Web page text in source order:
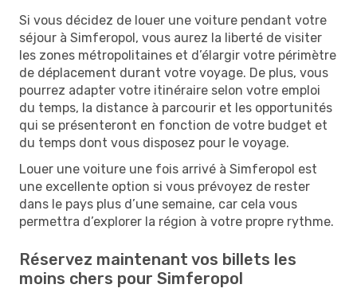
Si vous décidez de louer une voiture pendant votre
séjour à Simferopol, vous aurez la liberté de visiter
les zones métropolitaines et d’élargir votre périmètre
de déplacement durant votre voyage. De plus, vous
pourrez adapter votre itinéraire selon votre emploi
du temps, la distance à parcourir et les opportunités
qui se présenteront en fonction de votre budget et
du temps dont vous disposez pour le voyage.
Louer une voiture une fois arrivé à Simferopol est
une excellente option si vous prévoyez de rester
dans le pays plus d’une semaine, car cela vous
permettra d’explorer la région à votre propre rythme.
Réservez maintenant vos billets les
moins chers pour Simferopol